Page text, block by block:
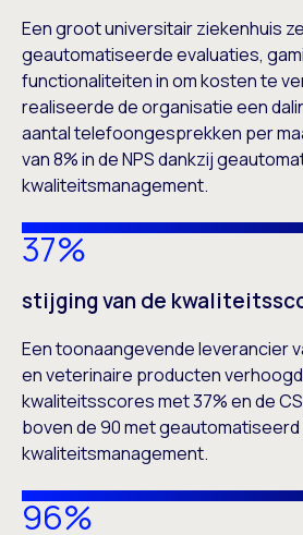
Een groot universitair ziekenhuis
geautomatiseerde evaluaties,
functionaliteiten in om kosten te
realiseerde de organisatie een
aantal telefoongesprekken per
van 8% in de NPS dankzij
kwaliteitsmanagement.
37%
stijging van de
Een toonaangevende leverancier
en veterinaire producten
kwaliteitsscores met 37% en de
boven de 90 met geautomatiseerd
kwaliteitsmanagement.
96%